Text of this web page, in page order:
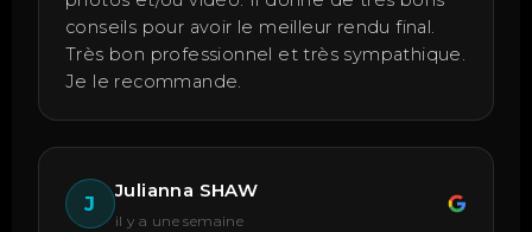
conseils pour avoir le meilleur rendu final.
Très bon professionnel et très sympathique.
Je le recommande.
J
Julianna SHAW
il y a une semaine